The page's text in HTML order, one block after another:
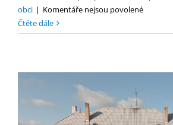
obci | Komentáře nejsou povolenéu
s
ordinace
Čtěte dále